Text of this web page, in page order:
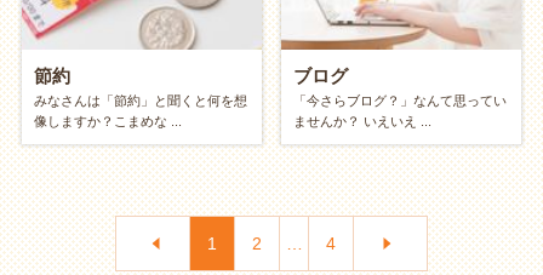
節約
みなさんは「節約」と聞くと何を想
像しますか？こまめな ...
ブログ
「今さらブログ？」なんて思ってい
ませんか？ いえいえ ...
1 2 4